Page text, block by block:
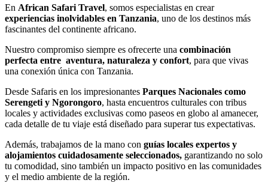
En African Safari Travel, somos especialistas en crear
experiencias inolvidables en Tanzania, uno de los destinos más
fascinantes del continente africano.
Nuestro compromiso siempre es ofrecerte una combinación
perfecta entre aventura, naturaleza y confort, para que vivas
una conexión única con Tanzania.
Desde Safaris en los impresionantes Parques Nacionales como
Serengeti y Ngorongoro, hasta encuentros culturales con tribus
locales y actividades exclusivas como paseos en globo al amanecer,
cada detalle de tu viaje está diseñado para superar tus expectativas.
Además, trabajamos de la mano con guías locales expertos y
alojamientos cuidadosamente seleccionados, garantizando no solo
tu comodidad, sino también un impacto positivo en las comunidades
y el medio ambiente de la región.